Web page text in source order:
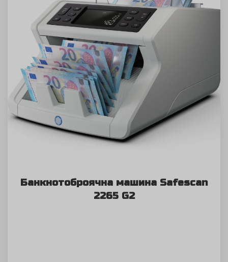
Банкнотоброячна машина Safescan
2265 G2